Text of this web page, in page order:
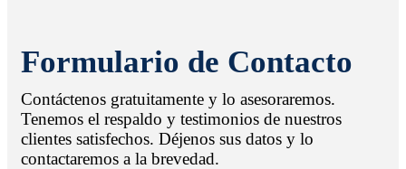
Formulario de Contacto
Contáctenos gratuitamente y lo asesoraremos.
Tenemos el respaldo y testimonios de nuestros
clientes satisfechos. Déjenos sus datos y lo
contactaremos a la brevedad.